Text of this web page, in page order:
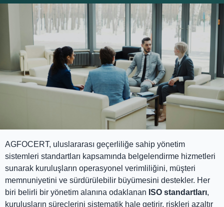
AGFOCERT, uluslararası geçerliliğe sahip yönetim
sistemleri standartları kapsamında belgelendirme hizmetleri
sunarak kuruluşların operasyonel verimliliğini, müşteri
memnuniyetini ve sürdürülebilir büyümesini destekler. Her
biri belirli bir yönetim alanına odaklanan ISO standartları,
kuruluşların süreçlerini sistematik hale getirir, riskleri azaltır